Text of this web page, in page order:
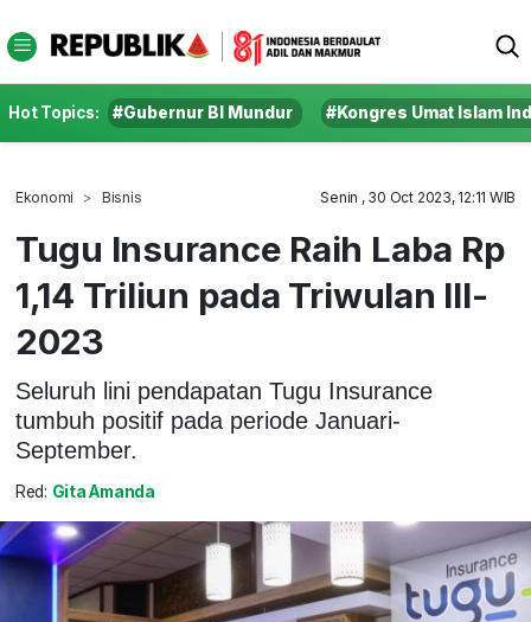
Hot Topics: #Gubernur BI Mundur #Kongres Umat Islam
Ekonomi Bisnis Senin , 30 Oct 2023, 12:11 WIB
Tugu Insurance Raih Laba Rp
1,14 Triliun pada Triwulan III-
2023
Seluruh lini pendapatan Tugu Insurance
tumbuh positif pada periode Januari-
September.
Red: Gita Amanda